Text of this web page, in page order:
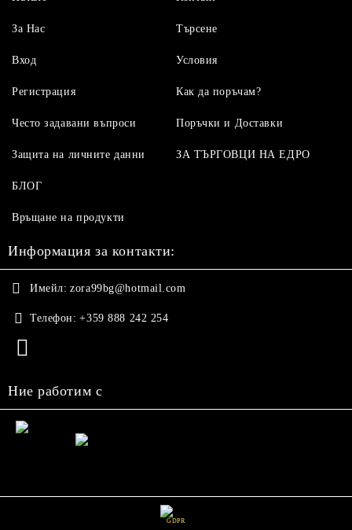
За Нас
Вход
Регистрация
Търсене
Условия
Как да поръчам?
Често задавани въпроси
Защита на личните данни
БЛОГ
Връщане на продукти
Поръчки и Доставки
ЗА ТЪРГОВЦИ НА ЕДРО
Информация за контакти:
Имейл: zora99bg@hotmail.com
Телефон: +359 888 242 254
Ние работим с
GDPR